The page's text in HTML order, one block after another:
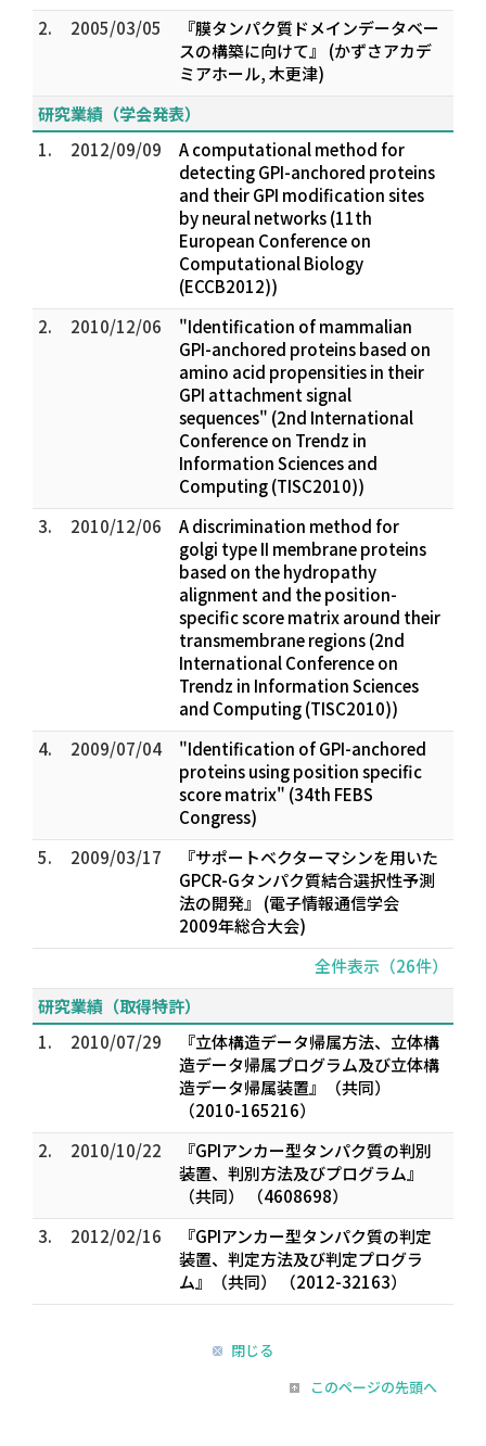
2.
2005/03/05
『膜タンパク質ドメインデータベー
スの構築に向けて』 (かずさアカデ
ミアホール, 木更津)
研究業績（学会発表）
1.
2012/09/09
A computational method for
detecting GPI-anchored proteins
and their GPI modification sites
by neural networks (11th
European Conference on
Computational Biology
(ECCB2012))
2.
2010/12/06
"Identification of mammalian
GPI-anchored proteins based on
amino acid propensities in their
GPI attachment signal
sequences" (2nd International
Conference on Trendz in
Information Sciences and
Computing (TISC2010))
3.
2010/12/06
A discrimination method for
golgi type II membrane proteins
based on the hydropathy
alignment and the position-
specific score matrix around their
transmembrane regions (2nd
International Conference on
Trendz in Information Sciences
and Computing (TISC2010))
4.
2009/07/04
"Identification of GPI-anchored
proteins using position specific
score matrix" (34th FEBS
Congress)
5.
2009/03/17
『サポートベクターマシンを用いた
GPCR-Gタンパク質結合選択性予測
法の開発』 (電子情報通信学会
2009年総合大会)
全件表示（26件）
研究業績（取得特許）
1.
2010/07/29
『立体構造データ帰属方法、立体構
造データ帰属プログラム及び立体構
造データ帰属装置』（共同）
（2010-165216）
2.
2010/10/22
『GPIアンカー型タンパク質の判別
装置、判別方法及びプログラム』
（共同） （4608698）
3.
2012/02/16
『GPIアンカー型タンパク質の判定
装置、判定方法及び判定プログラ
ム』（共同） （2012-32163）
閉じる
このページの先頭へ